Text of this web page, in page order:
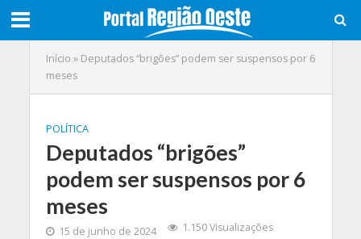
Início » Deputados “brigões” podem ser suspensos por 6
meses
POLÍTICA
Deputados “brigões”
podem ser suspensos por 6
meses
15 de junho de 2024
1.150 Visualizações